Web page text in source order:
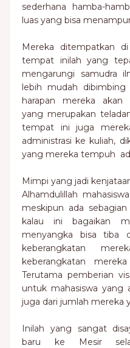
sederhana hamba-
luas yang bisa
Mereka ditempatkan
tempat inilah yang
mengarungi samudra
lebih mudah dibimbing
harapan mereka akan
yang merupakan
tempat ini juga
administrasi ke kuliah,
yang mereka tempuh
Mimpi yang jadi
Alhamdulillah
meskipun ada
kalau ini bagaikan
menyangka bisa tiba
keberangkatan
keberangkatan
Terutama pemberian
untuk mahasiswa yang
juga dari jumlah mereka
Inilah yang sangat
baru ke Mesir